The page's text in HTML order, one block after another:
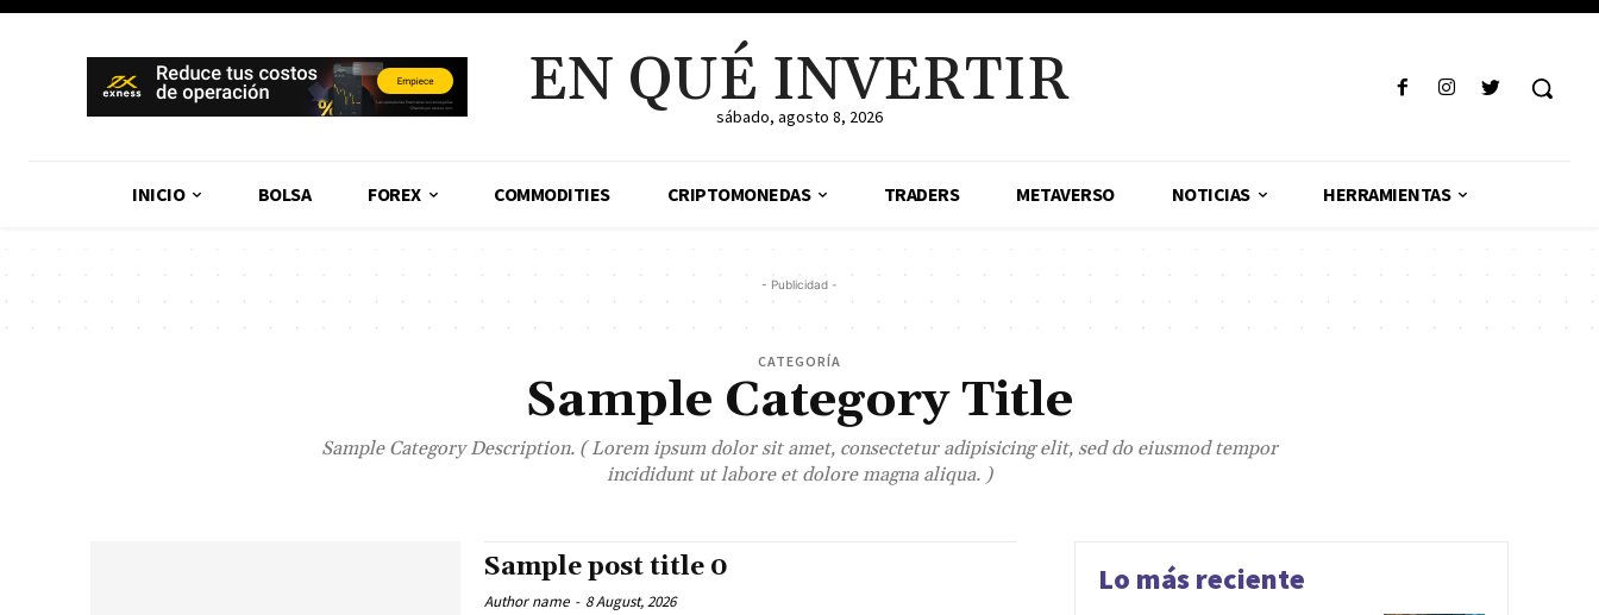
EN QUÉ INVERTIR
sábado, agosto 8, 2026
INICIO BOLSA FOREX COMMODITIES CRIPTOMONEDAS TRADERS METAVERSO NOTICIAS HERRAMIENTAS
- Publicidad -
CATEGORÍA
Sample Category Title
Sample Category Description. ( Lorem ipsum dolor sit amet, consectetur adipisicing elit, sed do eiusmod tempor
incididunt ut labore et dolore magna aliqua. )
Sample post title 0
Author name - 8 August, 2026
Lo más reciente